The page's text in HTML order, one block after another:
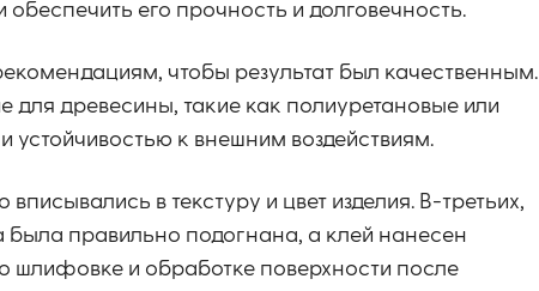
обеспечить его прочность и долговечность.
чтобы результат был качественным.
для древесины, такие как полиуретановые или
к внешним воздействиям.
в текстуру и цвет изделия. В-третьих,
правильно подогнана, а клей нанесен
шлифовке и обработке поверхности после